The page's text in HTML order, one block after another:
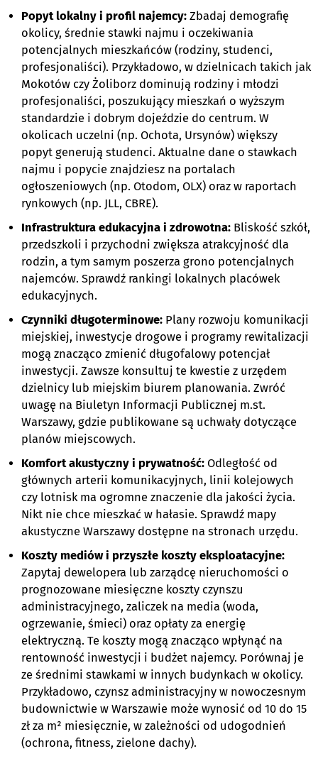
Popyt lokalny i profil najemcy: Zbadaj demografię
okolicy, średnie stawki najmu i oczekiwania
potencjalnych mieszkańców (rodziny, studenci,
profesjonaliści). Przykładowo, w dzielnicach takich jak
Mokotów czy Żoliborz dominują rodziny i młodzi
profesjonaliści, poszukujący mieszkań o wyższym
standardzie i dobrym dojeździe do centrum. W
okolicach uczelni (np. Ochota, Ursynów) większy
popyt generują studenci. Aktualne dane o stawkach
najmu i popycie znajdziesz na portalach
ogłoszeniowych (np. Otodom, OLX) oraz w raportach
rynkowych (np. JLL, CBRE).
Infrastruktura edukacyjna i zdrowotna: Bliskość szkół,
przedszkoli i przychodni zwiększa atrakcyjność dla
rodzin, a tym samym poszerza grono potencjalnych
najemców. Sprawdź rankingi lokalnych placówek
edukacyjnych.
Czynniki długoterminowe: Plany rozwoju komunikacji
miejskiej, inwestycje drogowe i programy rewitalizacji
mogą znacząco zmienić długofalowy potencjał
inwestycji. Zawsze konsultuj te kwestie z urzędem
dzielnicy lub miejskim biurem planowania. Zwróć
uwagę na Biuletyn Informacji Publicznej m.st.
Warszawy, gdzie publikowane są uchwały dotyczące
planów miejscowych.
Komfort akustyczny i prywatność: Odległość od
głównych arterii komunikacyjnych, linii kolejowych
czy lotnisk ma ogromne znaczenie dla jakości życia.
Nikt nie chce mieszkać w hałasie. Sprawdź mapy
akustyczne Warszawy dostępne na stronach urzędu.
Koszty mediów i przyszłe koszty eksploatacyjne:
Zapytaj dewelopera lub zarządcę nieruchomości o
prognozowane miesięczne koszty czynszu
administracyjnego, zaliczek na media (woda,
ogrzewanie, śmieci) oraz opłaty za energię
elektryczną. Te koszty mogą znacząco wpłynąć na
rentowność inwestycji i budżet najemcy. Porównaj je
ze średnimi stawkami w innych budynkach w okolicy.
Przykładowo, czynsz administracyjny w nowoczesnym
budownictwie w Warszawie może wynosić od 10 do 15
zł za m² miesięcznie, w zależności od udogodnień
(ochrona, fitness, zielone dachy).